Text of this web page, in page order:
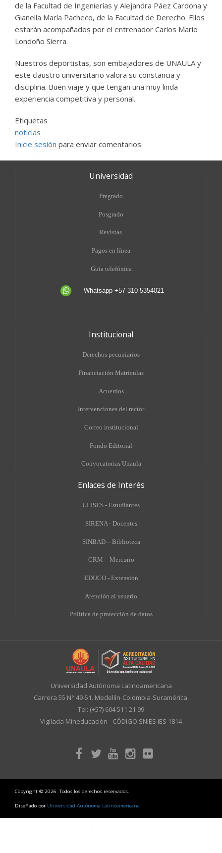
de la Facultad de Ingenierías y Alejandra Páez Cardona y
Gianella María Pacheco, de la Facultad de Derecho. Ellos
estarán acompañados por el entrenador Carlos Mario
Londoño Sierra.
Nuestros deportistas, son embajadores de UNAULA y
este claustro universitario valora su constancia y
disciplina. Buen viaje y que tengan una muy linda
experiencia competitiva y personal.
Etiquetas
noticias
Inicie sesión para enviar comentarios
Universidad
Pregrado
Posgrado
Revistas
Pagos en línea
Guía telefónica
Whatsapp +57 310 5354021
Institucional
Derechos pecuniarios
Financiación Matrículas
Acuerdos
Intervenciones del rector
Correo institucional
Fondo Editorial
Convocatorias Unaula
Enlaces de Interés
ULISES - Estudiantes
SIRENA - Docentes
SINBAD – Biblioteca
CRM – Mercurio
EDUCO - Extensión
Atención al usuario
Política de protección de datos
Universidad Autónoma Latinoamericana
Carrera 55 N° 49-51. Medellín-Colombia-Suramérica.
Tel: (+57) 604 511 21 99
Vigilada Mineducación - CÓDIGO SNIES IES 1814
Copyright © 2026. Todos los derechos reservados.
Diseñado por Universidad Autónoma Latinoamericana